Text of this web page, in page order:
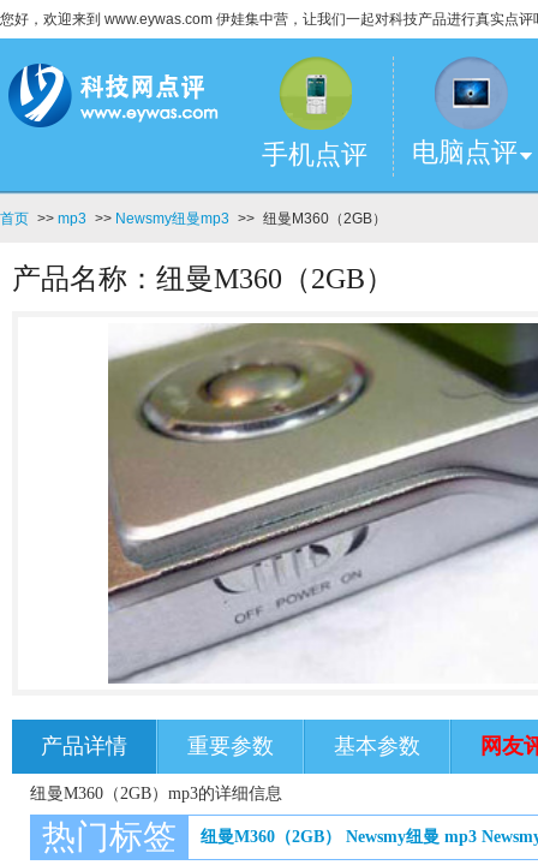
您好，欢迎来到 www.eywas.com 伊娃集中营，让我们一起对科技产品进行真实点评
手机点评 电脑点评
首页 >> mp3 >> Newsmy纽曼mp3 >> 纽曼M360（2GB）
产品名称：纽曼M360（2GB）
产品详情 重要参数 基本参数 网友
纽曼M360（2GB）mp3的详细信息
热门标签 纽曼M360（2GB） Newsmy纽曼 mp3